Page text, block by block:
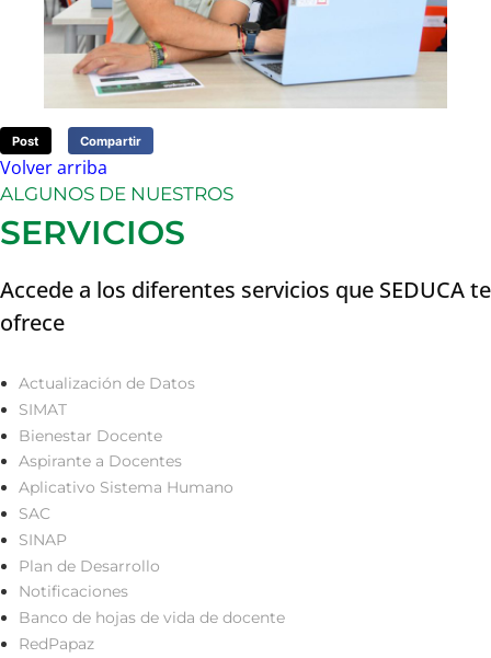
Post Compartir
Volver arriba
ALGUNOS DE NUESTROS
SERVICIOS
Accede a los diferentes servicios que SEDUCA te
ofrece
Actualización de Datos
SIMAT
Bienestar Docente
Aspirante a Docentes
Aplicativo Sistema Humano
SAC
SINAP
Plan de Desarrollo
Notificaciones
Banco de hojas de vida de docente
RedPapaz